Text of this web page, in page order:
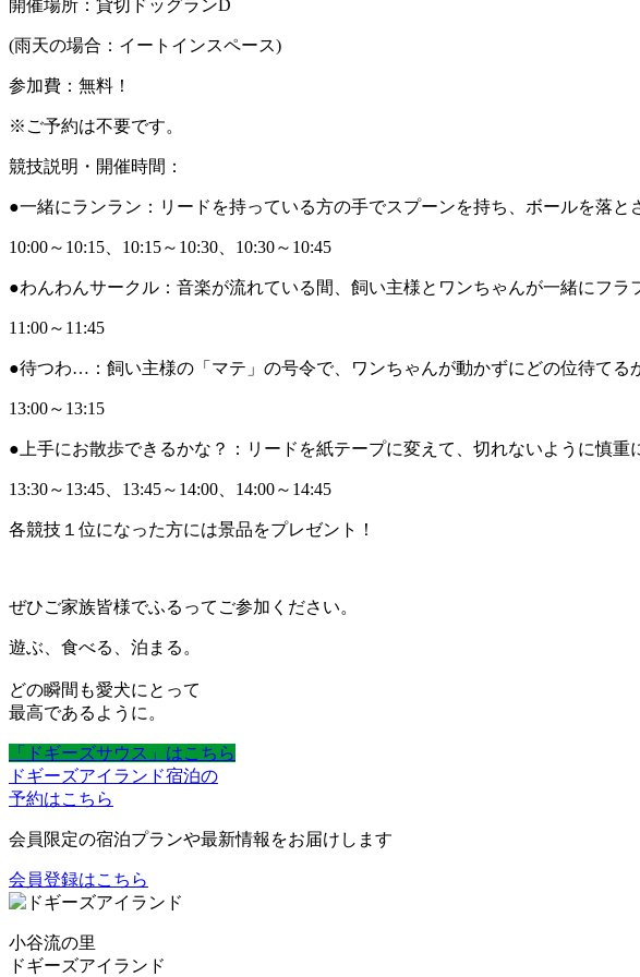
開催場所：貸切ドッグランD
(雨天の場合：イートインスペース)
参加費：無料！
※ご予約は不要です。
競技説明・開催時間：
●一緒にランラン：リードを持っている方の手でスプーンを持ち、ボールを落と
10:00～10:15、10:15～10:30、10:30～10:45
●わんわんサークル：音楽が流れている間、飼い主様とワンちゃんが一緒にフ
11:00～11:45
●待つわ…：飼い主様の「マテ」の号令で、ワンちゃんが動かずにどの位待てる
13:00～13:15
●上手にお散歩できるかな？：リードを紙テープに変えて、切れないように慎重
13:30～13:45、13:45～14:00、14:00～14:45
各競技１位になった方には景品をプレゼント！
ぜひご家族皆様でふるってご参加ください。
遊ぶ、食べる、泊まる。
どの瞬間も愛犬にとって
最高であるように。
「ドギーズサウス」はこちら
ドギーズアイランド宿泊の
予約はこちら
会員限定の宿泊プランや最新情報をお届けします
会員登録はこちら
小谷流の里
ドギーズアイランド